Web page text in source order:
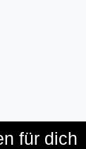
für dich